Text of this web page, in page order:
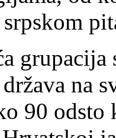
na
90 odsto